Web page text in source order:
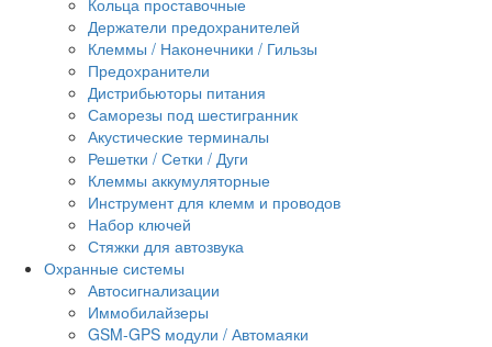
Держатели предохранителей
Клеммы / Наконечники / Гильзы
Предохранители
Дистрибьюторы питания
Саморезы под шестигранник
Акустические терминалы
Решетки / Сетки / Дуги
Клеммы аккумуляторные
Инструмент для клемм и проводов
Набор ключей
Стяжки для автозвука
Охранные системы
Автосигнализации
Иммобилайзеры
GSM-GPS модули / Автомаяки